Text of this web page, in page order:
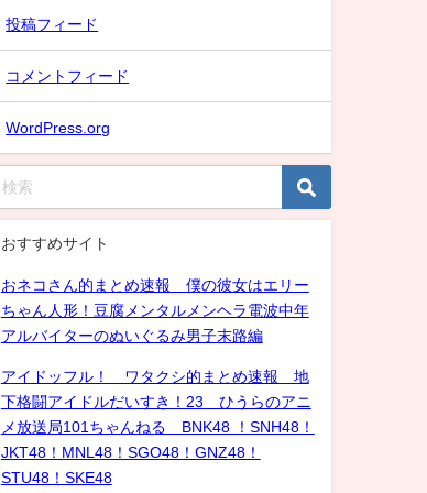
投稿フィード
コメントフィード
WordPress.org
おすすめサイト
おネコさん的まとめ速報 僕の彼女はエリー
ちゃん人形！豆腐メンタルメンヘラ電波中年
アルバイターのぬいぐるみ男子末路編
アイドッフル！ ワタクシ的まとめ速報 地
下格闘アイドルだいすき！23 ひうらのアニ
メ放送局101ちゃんねる BNK48 ！SNH48！
JKT48！MNL48！SGO48！GNZ48！
STU48！SKE48